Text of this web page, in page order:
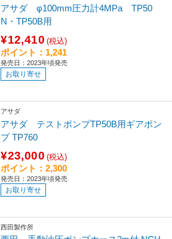
アサダ φ100mm圧力計4MPa TP50
N・TP50B用
¥12,410 (税込)
ポイント：1,241
発売日：2023年頃発売
お取り寄せ
アサダ
アサダ テストポンプTP50B用ギアポン
プ TP760
¥23,000 (税込)
ポイント：2,300
発売日：2023年頃発売
お取り寄せ
西田製作所